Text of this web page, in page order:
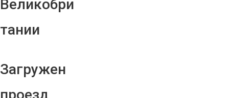
Великобри
тании
Загружен